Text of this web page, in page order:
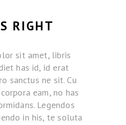
RIGHT
sit amet, libris
has id, id erat
sanctus ne sit. Cu
eam, no has
Legendos
in his, te soluta